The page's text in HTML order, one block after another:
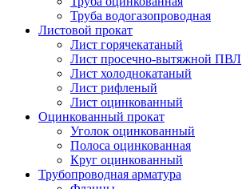
Труба водогазопроводная
Листовой прокат
Лист горячекатаный
Лист просечно-вытяжной ПВЛ
Лист холоднокатаный
Лист рифленый
Лист оцинкованный
Оцинкованный прокат
Уголок оцинкованный
Полоса оцинкованная
Круг оцинкованный
Трубопроводная арматура